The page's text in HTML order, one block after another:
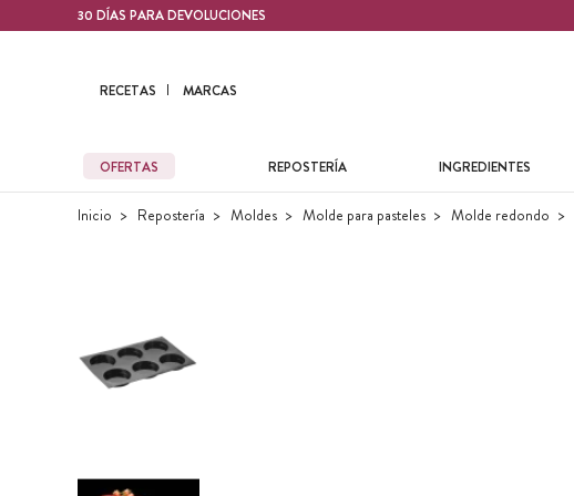
Contenido principal30 DÍAS PARA DEVOLUCIONES
RECETAS MARCAS
OFERTAS REPOSTERÍA INGREDIENTES
Inicio Repostería Moldes Molde para pasteles Molde redondo